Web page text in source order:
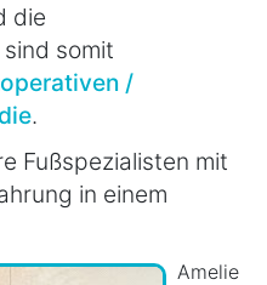
die
somit
/
.
Fußspezialisten mit
in einem
Amelie